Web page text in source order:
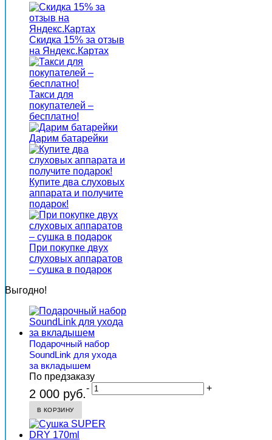
Скидка 15% за отзыв
на Яндекс.Картах
Такси для
покупателей –
бесплатно!
Дарим батарейки
Купите два слуховых
аппарата и получите
подарок!
При покупке двух
слуховых аппаратов
– сушка в подарок
Выгодно!
Подарочный набор
SoundLink для ухода
за вкладышем
По предзаказу
2 000 руб.- +
В КОРЗИНУ